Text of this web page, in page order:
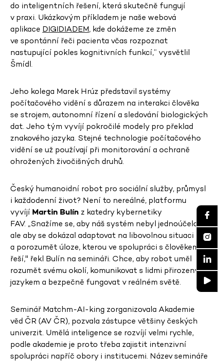
do inteligentních řešení, která skutečně fungují
v praxi. Ukázkovým příkladem je naše webová
aplikace DIGIDIADEM, kde dokážeme ze změn
ve spontánní řeči pacienta včas rozpoznat
nastupující pokles kognitivních funkcí,“ vysvětlil
Šmídl.
Jeho kolega Marek Hrúz představil systémy
počítačového vidění s důrazem na interakci člověka
se strojem, autonomní řízení a sledování biologických
dat. Jeho tým vyvíjí pokročilé modely pro překlad
znakového jazyka. Stejné technologie počítačového
vidění se už používají při monitorování a ochraně
ohrožených živočišných druhů.
Český humanoidní robot pro sociální služby, průmysl
i každodenní život? Není to nereálné, platformu
vyvíjí Martin Bulín z katedry kybernetiky
FAV. „Snažíme se, aby náš systém nebyl jednoúčelový,
ale aby se dokázal adaptovat na libovolnou situaci
a porozumět úloze, kterou ve spolupráci s člověkem
řeší," řekl Bulín na semináři. Chce, aby robot uměl
rozumět svému okolí, komunikovat s lidmi přirozeným
jazykem a bezpečně fungovat v reálném světě.
Seminář Matchm-AI-king zorganizovala Akademie
věd ČR (AV ČR), pozvala zástupce většiny českých
univerzit. Umělá inteligence se rozvíjí velmi rychle,
podle akademie je proto třeba zajistit intenzivní
spolupráci napříč obory i institucemi. Název semináře